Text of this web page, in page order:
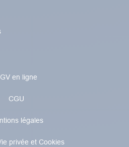
en ligne
CGU
légales
privée et Cookies